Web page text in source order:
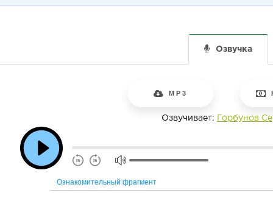
Озвучка
MP3
Озвучивает: Горбунов
Ознакомительный фрагмент